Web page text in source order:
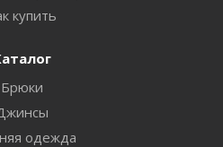
купить
Брюки
одежда